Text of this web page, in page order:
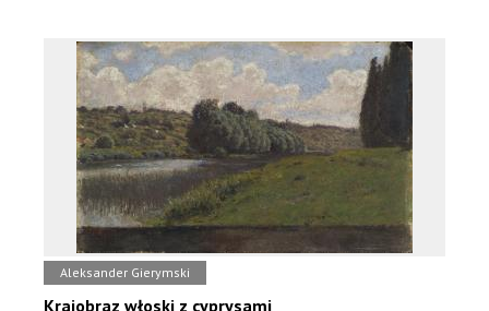
Aleksander Gierymski
Krajobraz włoski z cyprysami